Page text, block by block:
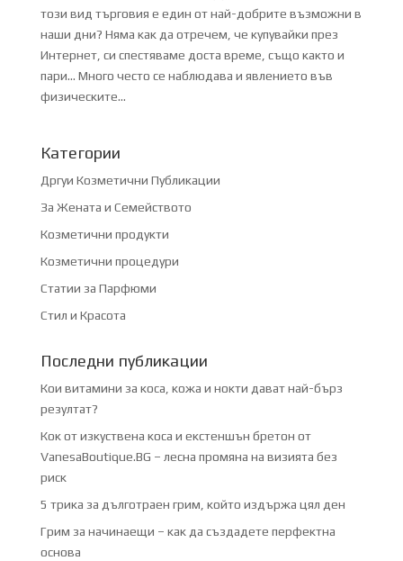
този вид търговия е един от най-добрите възможни в
наши дни? Няма как да отречем, че купувайки през
Интернет, си спестяваме доста време, също както и
пари… Много често се наблюдава и явлението във
физическите...
Категории
Дргуи Козметични Публикации
За Жената и Семейството
Козметични продукти
Козметични процедури
Статии за Парфюми
Стил и Красота
Последни публикации
Кои витамини за коса, кожа и нокти дават най-бърз
резултат?
Кок от изкуствена коса и екстеншън бретон от
VanesaBoutique.BG – лесна промяна на визията без
риск
5 трика за дълготраен грим, който издържа цял ден
Грим за начинаещи – как да създадете перфектна
основа